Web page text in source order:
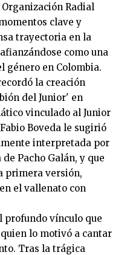
Radial
clave y
trayectoria en la
como una
género en Colombia.
la creación
del Junior' en
vinculado al Junior
Boveda le sugirió
interpretada por
Pacho Galán, y que
primera versión,
el vallenato con
profundo vínculo que
lo motivó a cantar
Tras la trágica